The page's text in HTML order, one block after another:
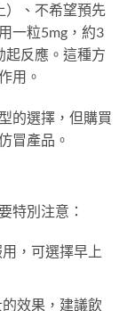
）、不希望預先
一粒5mg，約3
起反應。這種方
用。
的選擇，但購買
冒產品。
特別注意：
，可選擇早上
效果，建議飲